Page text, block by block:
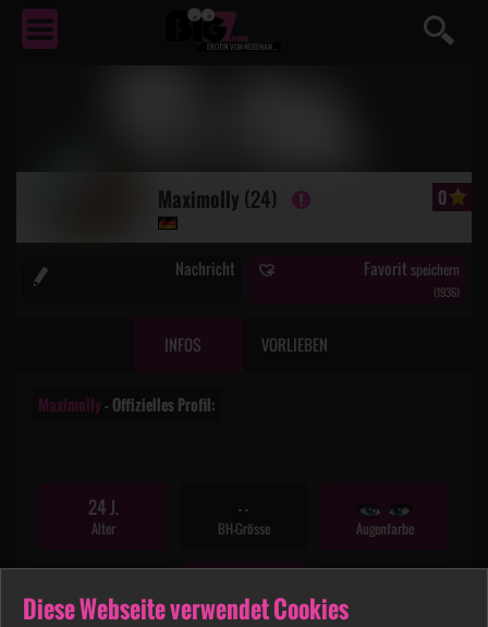
Diese Webseite verwendet Cookies
EROTIKVON NEBENAN ...
Maximolly (24) 0
Nachricht Favorit speichern
(1936)
INFOS VORLIEBEN
Maximolly– Offizielles Profil:
24 J.
Alter
- -
BH-Grösse Augenfarbe
Größe Haarfarbe